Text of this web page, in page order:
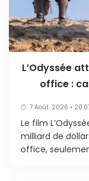
L’Odyssée
office :
7 Août. 2026 •
Le film
milliard de
office,